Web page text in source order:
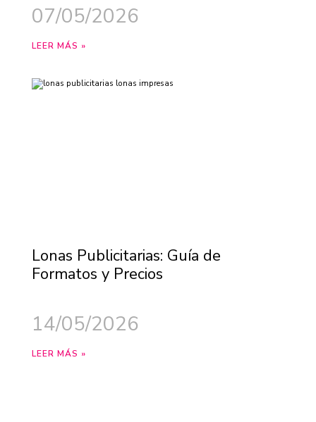
07/05/2026
LEER MÁS »
Lonas Publicitarias: Guía de
Formatos y Precios
14/05/2026
LEER MÁS »